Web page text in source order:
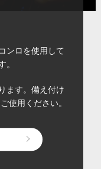
ンロを使用して
。
ます。備え付け
使用ください。